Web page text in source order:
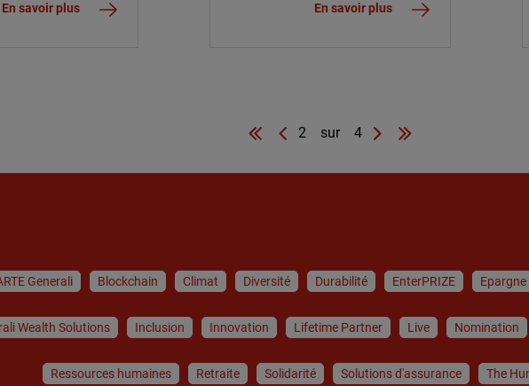
En savoir plus En savoir plus
2 sur 4
Generali Blockchain Climat Diversité Durabilité EnterPRIZE Epargne
Wealth Solutions Inclusion Innovation Lifetime Partner Live Nomination
Ressources humaines Retraite Solidarité Solutions d'assurance The